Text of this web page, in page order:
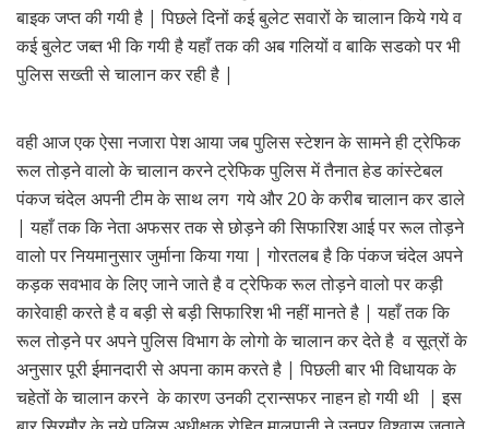
बाइक जप्त की गयी है | पिछले दिनों कई बुलेट सवारों के चालान किये गये व
कई बुलेट जब्त भी कि गयी है यहाँ तक की अब गलियों व बाकि सडको पर भी
पुलिस सख्ती से चालान कर रही है |
वही आज एक ऐसा नजारा पेश आया जब पुलिस स्टेशन के सामने ही ट्रेफिक
रूल तोड़ने वालो के चालान करने ट्रेफिक पुलिस में तैनात हेड कांस्टेबल
पंकज चंदेल अपनी टीम के साथ लग गये और 20 के करीब चालान कर डाले
| यहाँ तक कि नेता अफसर तक से छोड़ने की सिफारिश आई पर रूल तोड़ने
वालो पर नियमानुसार जुर्माना किया गया | गोरतलब है कि पंकज चंदेल अपने
कड़क सवभाव के लिए जाने जाते है व ट्रेफिक रूल तोड़ने वालो पर कड़ी
कारेवाही करते है व बड़ी से बड़ी सिफारिश भी नहीं मानते है | यहाँ तक कि
रूल तोड़ने पर अपने पुलिस विभाग के लोगो के चालान कर देते है व सूत्रों के
अनुसार पूरी ईमानदारी से अपना काम करते है | पिछली बार भी विधायक के
चहेतों के चालान करने के कारण उनकी ट्रान्सफर नाहन हो गयी थी | इस